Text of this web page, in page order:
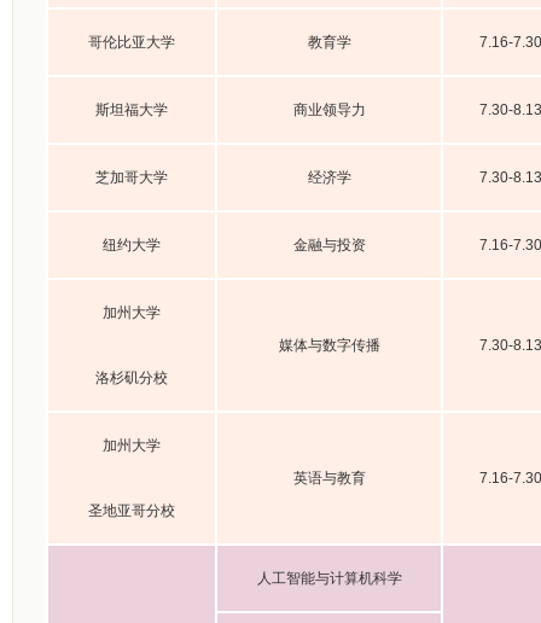
哥伦比亚大学 教育学 7.16-7.30
斯坦福大学 商业领导力 7.30-8.13
芝加哥大学 经济学 7.30-8.13
纽约大学 金融与投资 7.16-7.30
加州大学
洛杉矶分校
媒体与数字传播 7.30-8.13
加州大学
圣地亚哥分校
英语与教育 7.16-7.30
人工智能与计算机科学